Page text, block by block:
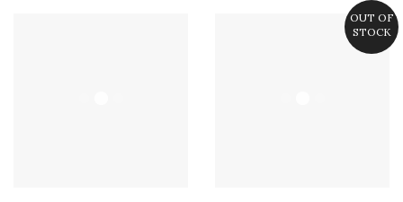
OUT OF
STOCK